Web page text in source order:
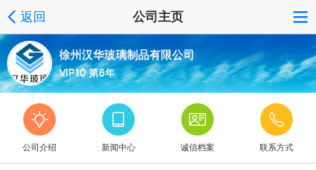
返回 公司主页
徐州汉华玻璃制品有限公司
VIP10 第6年
公司介绍 新闻中心 诚信档案 联系方式